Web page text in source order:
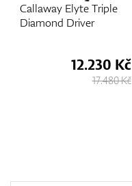
Callaway Quantum
Triple Diamond Driver
16.400 Kč
18.230 Kč